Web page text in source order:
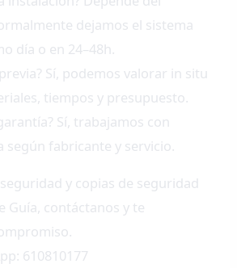
dejamos el sistema
día o en 24–48h.
Sí, podemos valorar in situ
tiempos y presupuesto.
Sí, trabajamos con
según fabricante y servicio.
y copias de seguridad
Guía, contáctanos y te
610810177